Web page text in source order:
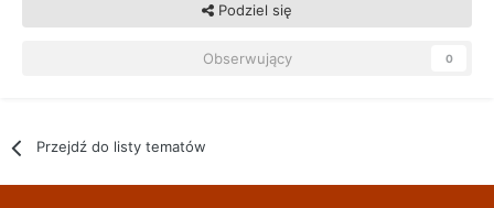
Podziel się
Obserwujący 0
Przejdź do listy tematów